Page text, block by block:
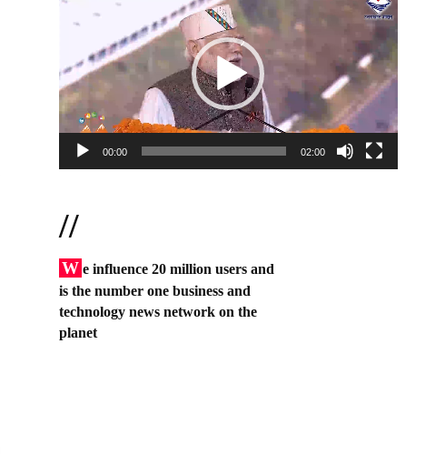
00:00 02:00
//
W e influence 20 million users and
is the number one business and
technology news network on the
planet